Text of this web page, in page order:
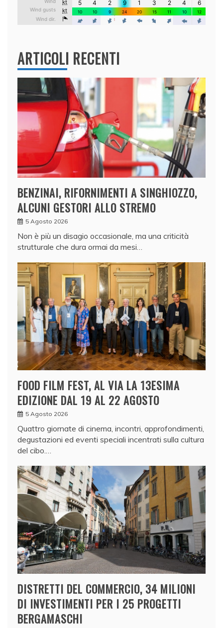
ARTICOLI RECENTI
BENZINAI, RIFORNIMENTI A SINGHIOZZO,
ALCUNI GESTORI ALLO STREMO
5 Agosto 2026
Non è più un disagio occasionale, ma una criticità
strutturale che dura ormai da mesi…
FOOD FILM FEST, AL VIA LA 13ESIMA
EDIZIONE DAL 19 AL 22 AGOSTO
5 Agosto 2026
Quattro giornate di cinema, incontri, approfondimenti,
degustazioni ed eventi speciali incentrati sulla cultura
del cibo.…
DISTRETTI DEL COMMERCIO, 34 MILIONI
DI INVESTIMENTI PER I 25 PROGETTI
BERGAMASCHI